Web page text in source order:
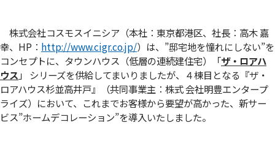
株式会社コスモスイニシア（本社：東京都港区、社長：高木 嘉
幸、HP： http://www.cigr.co.jp/）は、”邸宅地を憧れにしない”を
コンセプトに、タウンハウス（低層の連続建住宅）「ザ・ロアハ
ウス 」 シリーズを供給してまいりましたが、４棟目となる『ザ・
ロアハウス杉並高井戸』（共同事業主：株式 会社明豊エンタープ
ライズ）において、これまでお客様から要望が高かった、新サー
ビス”ホームデコレーション”を導入いたしました。